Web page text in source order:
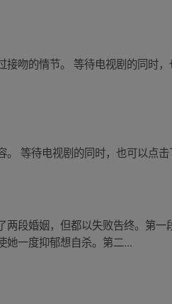
吻的情节。 等待电视剧的同时
等待电视剧的同时，也可以点
段婚姻，但都以失败告终。第
她一度抑郁想自杀。第二...